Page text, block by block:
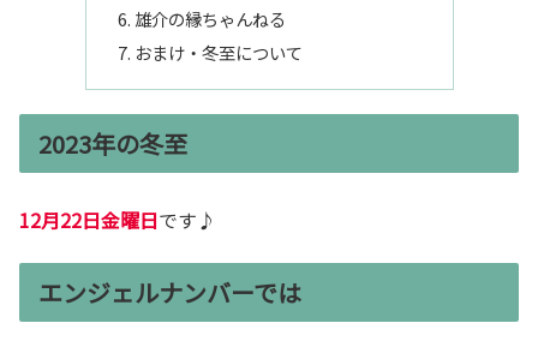
雄介の縁ちゃんねる
おまけ・冬至について
2023年の冬至
12月22日金曜日です♪
エンジェルナンバーでは